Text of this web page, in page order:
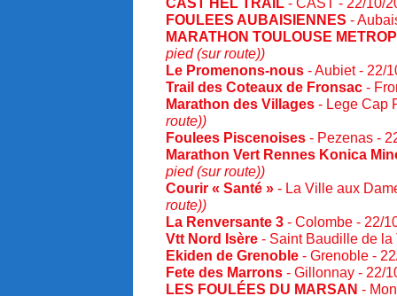
FOULEES AUBAISIENNES -
MARATHON TOULOUSE
pied (sur route))
Le Promenons-nous - Aubiet - 22/
Trail des Coteaux de Fronsac -
Marathon des Villages - Lege Cap
route))
Foulees Piscenoises - Pezenas -
Marathon Vert Rennes Konica
pied (sur route))
Courir « Santé » - La Ville aux
route))
La Renversante 3 - Colombe - 22/
Vtt Nord Isère - Saint Baudille de
Ekiden de Grenoble - Grenoble -
Fete des Marrons - Gillonnay - 22/
LES FOULÉES DU MARSAN -